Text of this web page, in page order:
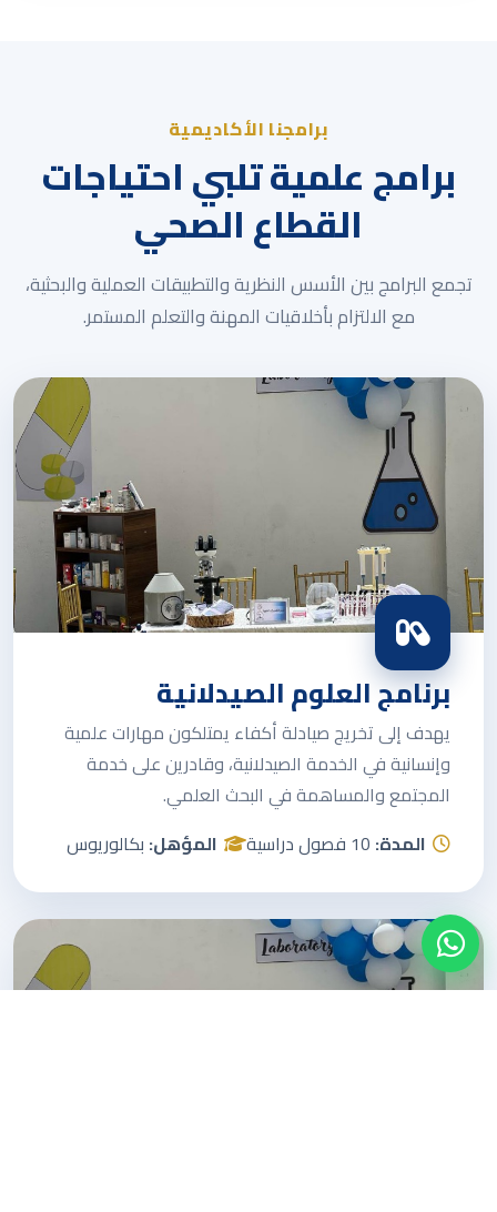
برامجنا الأكاديمية
برامج علمية تلبي احتياجات
القطاع الصحي
تجمع البرامج بين الأسس النظرية والتطبيقات العملية والبحثية،
مع الالتزام بأخلاقيات المهنة والتعلم المستمر.
برنامج العلوم الصيدلانية
يهدف إلى تخريج صيادلة أكفاء يمتلكون مهارات علمية
وإنسانية في الخدمة الصيدلانية، وقادرين على خدمة
المجتمع والمساهمة في البحث العلمي.
المدة:10 فصول دراسية المؤهل:بكالوريوس